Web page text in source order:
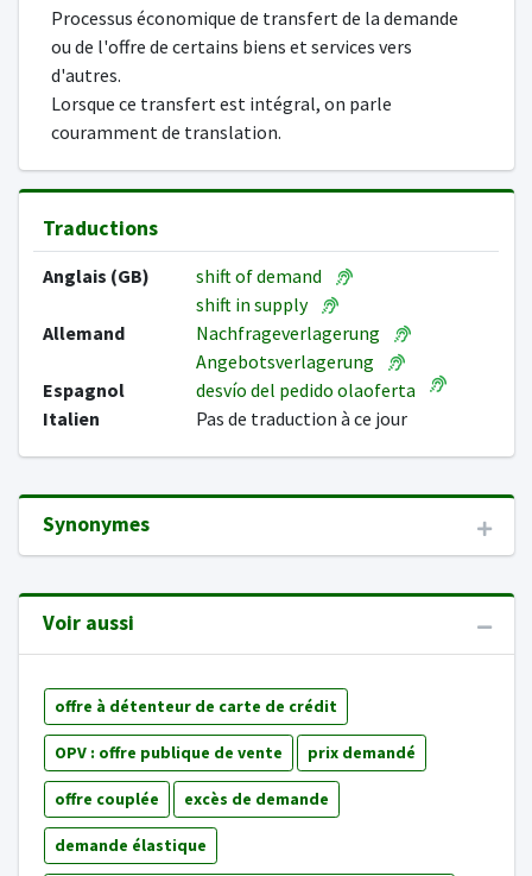
Processus économique de transfert de la demande
ou de l'offre de certains biens et services vers
d'autres.
Lorsque ce transfert est intégral, on parle
couramment de translation.
Traductions
Anglais (GB)
shift of demand
shift in supply
Allemand
Nachfrageverlagerung
Angebotsverlagerung
Espagnol
desvío del pedido olaoferta
Italien
Pas de traduction à ce jour
Synonymes
Voir aussi
offre à détenteur de carte de crédit
OPV : offre publique de vente prix demandé
offre couplée excès de demande
demande élastique